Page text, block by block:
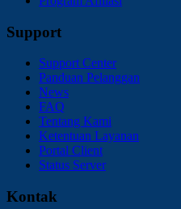
Support
Support Center
Panduan Pelanggan
News
FAQ
Tentang Kami
Ketentuan Layanan
Portal Client
Status Server
Kontak